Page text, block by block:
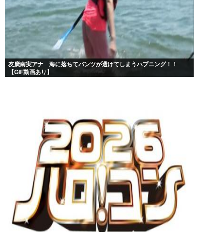
友廣南実アナ 海に落ちてパンツが透けてしまうハプニング！！
【GIF動画あり】